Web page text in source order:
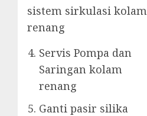
sistem sirkulasi kolam
renang
Servis Pompa dan
Saringan kolam
renang
Ganti pasir silika